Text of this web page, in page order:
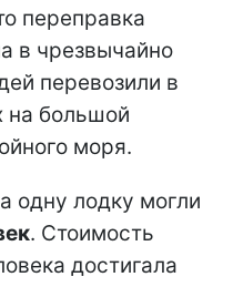
переправка
в чрезвычайно
перевозили в
на большой
моря.
одну лодку могли
. Стоимость
достигала